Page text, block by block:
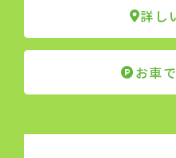
詳し
お車